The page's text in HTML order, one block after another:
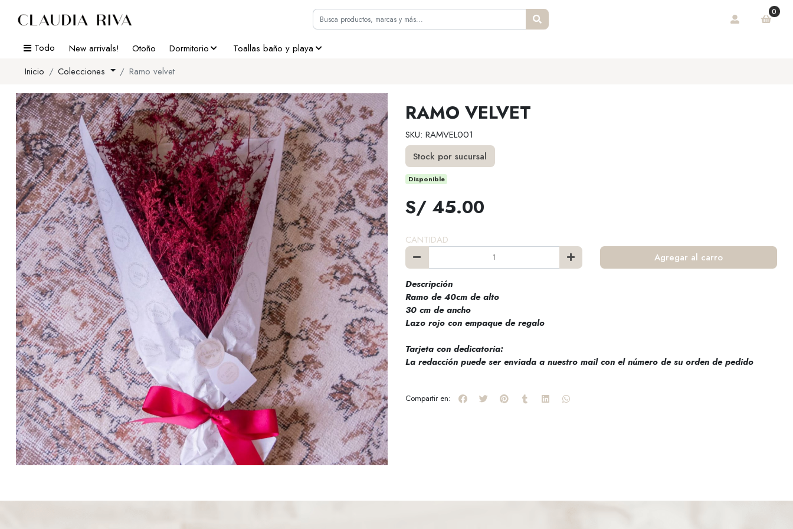
0
Todo New arrivals! Otoño Dormitorio
Toallas baño y playa
Inicio
Colecciones Ramo velvet
RAMO VELVET
SKU: RAMVEL001
Stock por sucursal
Disponible
S/ 45.00
CANTIDAD
Agregar al carro
Descripción
Ramo de 40cm de alto
30 cm de ancho
Lazo rojo con empaque de regalo
Tarjeta con dedicatoria:
La redacción puede ser enviada a nuestro mail con el número de su orden de pedido
Compartir en: